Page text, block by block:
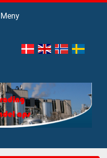
Meny